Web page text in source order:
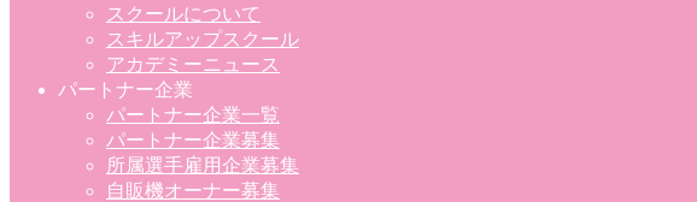
スクールについて
スキルアップスクール
アカデミーニュース
パートナー企業
パートナー企業一覧
パートナー企業募集
所属選手雇用企業募集
自販機オーナー募集